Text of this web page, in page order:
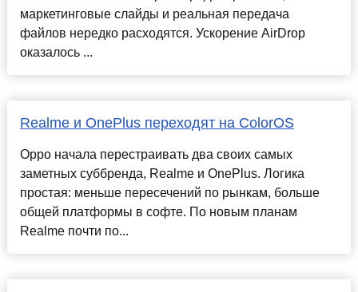
маркетинговые слайды и реальная передача
файлов нередко расходятся. Ускорение AirDrop
оказалось ...
Realme и OnePlus переходят на ColorOS
Oppo начала перестраивать два своих самых
заметных суббренда, Realme и OnePlus. Логика
простая: меньше пересечений по рынкам, больше
общей платформы в софте. По новым планам
Realme почти по...